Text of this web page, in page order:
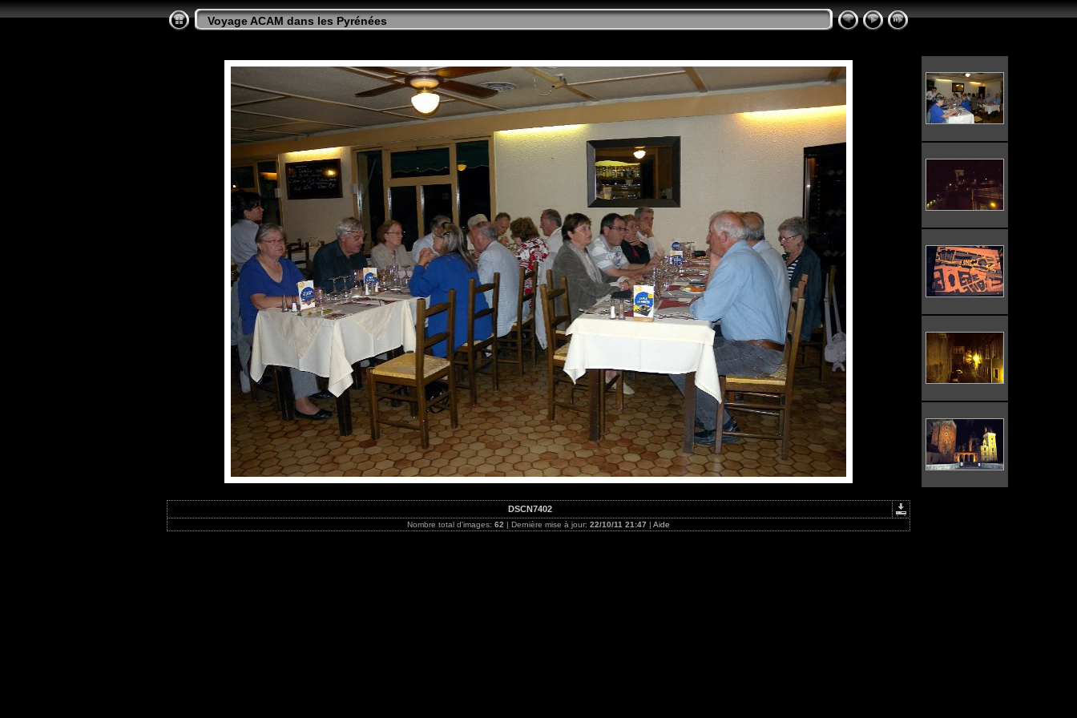
Voyage ACAM dans les Pyrénées
DSCN7402
Nombre total d'images: 62 | Dernière mise à jour: 22/10/11 21:47 | Aide